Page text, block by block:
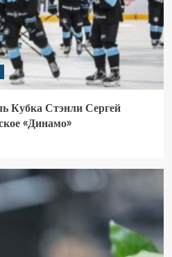
Кубка Стэнли Сергей
«Динамо»